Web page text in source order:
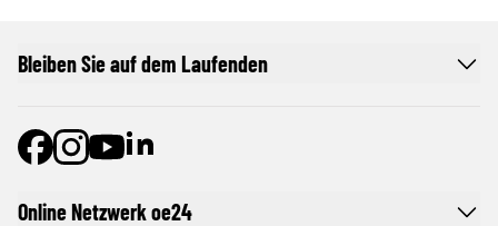
Online Netzwerk oe24
Bleiben Sie auf dem Laufenden